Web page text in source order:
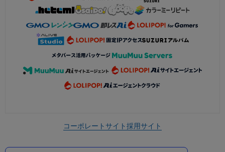
コーポレートサイト採用サイト